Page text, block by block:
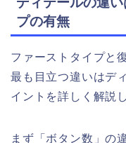
プの有無
ファーストタイプと
最も目立つ違いはデ
イントを詳しく解説
まず「ボタン数」の